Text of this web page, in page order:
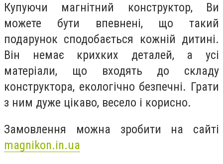
Купуючи магнітний конструктор, Ви
можете бути впевнені, що такий
подарунок сподобається кожній дитині.
Він немає крихких деталей, а усі
матеріали, що входять до складу
конструктора, екологічно безпечні. Грати
з ним дуже цікаво, весело і корисно.
Замовлення можна зробити на сайті
magnikon.in.ua